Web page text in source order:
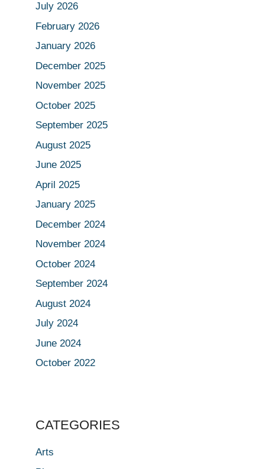
July 2026
February 2026
January 2026
December 2025
November 2025
October 2025
September 2025
August 2025
June 2025
April 2025
January 2025
December 2024
November 2024
October 2024
September 2024
August 2024
July 2024
June 2024
October 2022
CATEGORIES
Arts